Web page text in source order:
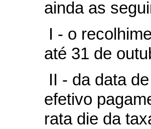
ainda as
I - o
até 31 de
II - da data
efetivo
rata die da